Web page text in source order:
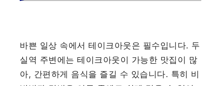
바쁜 일상 속에서 테이크아웃은 필수입니다. 두
실역 주변에는 테이크아웃이 가능한 맛집이 많
아, 간편하게 음식을 즐길 수 있습니다. 특히 비